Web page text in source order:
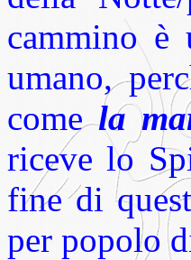
cammino è
umano,
comela
riceve lo
fine di
per popolo